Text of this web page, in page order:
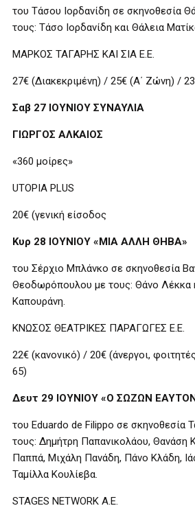
του Τάσου Ιορδανίδη σε σκηνοθεσία
τους: Τάσο Ιορδανίδη και Θάλεια
ΜΑΡΚΟΣ ΤΑΓΑΡΗΣ ΚΑΙ ΣΙΑ Ε.Ε.
27€ (Διακεκριμένη) / 25€ (Α΄ Ζώνη) /
Σαβ 27 ΙΟΥΝΙΟΥ ΣΥΝΑΥΛΙΑ
ΓΙΩΡΓΟΣ ΑΛΚΑΙΟΣ
«360 μοίρες»
UTOPIA PLUS
20€ (γενική είσοδος
Κυρ 28 ΙΟΥΝΙΟΥ «ΜΙΑ ΑΛΛΗ ΘΗΒΑ»
του Σέρχιο Μπλάνκο σε σκηνοθεσία
Θεοδωρόπουλου με τους: Θάνο Λέκκα
Καπουράνη.
ΚΝΩΣΟΣ ΘΕΑΤΡΙΚΕΣ ΠΑΡΑΓΩΓΕΣ Ε.Ε.
22€ (κανονικό) / 20€ (άνεργοι,
65)
Δευτ 29 ΙΟΥΝΙΟΥ «Ο ΣΩΖΩΝ
του Eduardo de Filippo σε σκηνοθεσία
τους: Δημήτρη Παπανικολάου, Θανάση
Παππά, Μιχάλη Πανάδη, Πάνο Κλάδη,
Ταμίλλα Κουλίεβα.
STAGES NETWORK A.E.